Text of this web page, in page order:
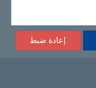
إعادة ضبط